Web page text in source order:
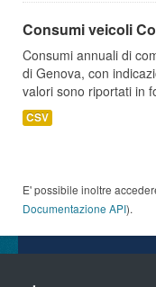
Consumi veicoli
Consumi annuali di
di Genova, con
valori sono riportati in
CSV
E' possibile inoltre
Documentazione API).